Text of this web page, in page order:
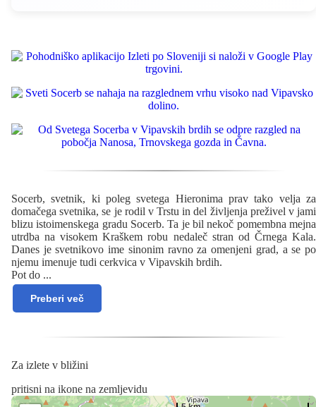
Socerb, svetnik, ki poleg svetega Hieronima prav tako velja za
domačega svetnika, se je rodil v Trstu in del življenja preživel v jami
blizu istoimenskega gradu Socerb. Ta je bil nekoč pomembna mejna
utrdba na visokem Kraškem robu nedaleč stran od Črnega Kala.
Danes je svetnikovo ime sinonim ravno za omenjeni grad, a se po
njemu imenuje tudi cerkvica v Vipavskih brdih.
Pot do ...
Preberi več
Za izlete v bližini
pritisni na ikone na zemljevidu